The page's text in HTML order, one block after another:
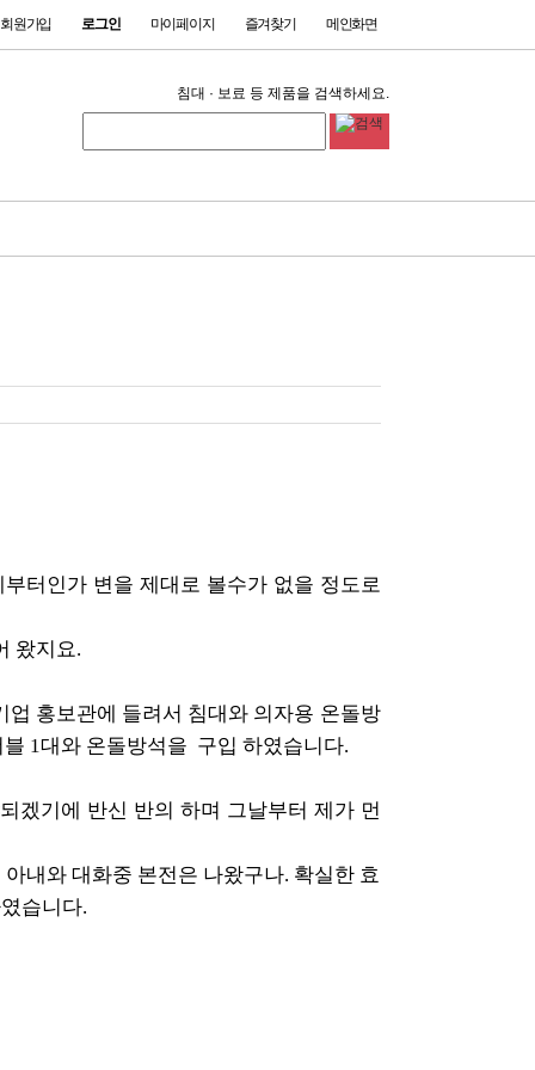
회원가입 로그인 마이페이지 즐겨찾기 메인화면
침대 · 보료 등 제품을 검색하세요.
터인가 변을 제대로 볼수가 없을 정도로
왔지요.
홍보관에 들려서 침대와 의자용 온돌방
1대와 온돌방석을 구입 하였습니다.
겠기에 반신 반의 하며 그날부터 제가 먼
내와 대화중 본전은 나왔구나. 확실한 효
습니다.